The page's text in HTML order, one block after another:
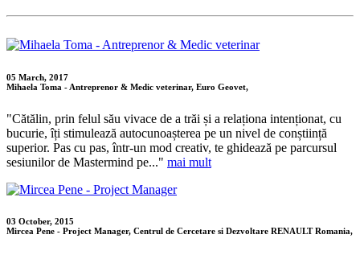
05 March, 2017
Mihaela Toma - Antreprenor & Medic veterinar, Euro Geovet,
"Cătălin, prin felul său vivace de a trăi și a relaționa intenționat, cu
bucurie, îți stimulează autocunoașterea pe un nivel de conștiință
superior. Pas cu pas, într-un mod creativ, te ghidează pe parcursul
sesiunilor de Mastermind pe..." mai mult
03 October, 2015
Mircea Pene - Project Manager, Centrul de Cercetare si Dezvoltare RENAULT Romania,